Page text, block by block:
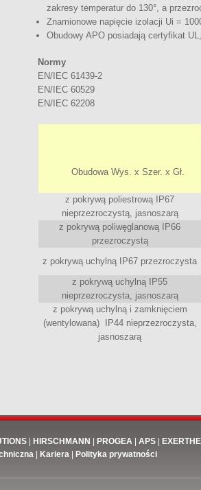
zakresy temperatur do 130°, a
Znamionowe napięcie izolacji Ui =
Obudowy APO posiadają certyfikat
Normy
EN/IEC 61439-2
EN/IEC 60529
EN/IEC 62208
Obudowa Wys. x Szer. x Gł.
z pokrywą poliestrową IP67
nieprzezroczystą, jasnoszarą
z pokrywą poliwęglanową IP66
przezroczystą
z pokrywą uchylną IP67 przezroczysta
z pokrywą uchylną IP55
nieprzezroczysta, jasnoszarą
z pokrywą uchylną i zamknięciem
(wentylowana) IP44 nieprzezroczysta,
jasnoszarą
HIRSCHMANN PROGEA APS
Kariera Polityka prywatności